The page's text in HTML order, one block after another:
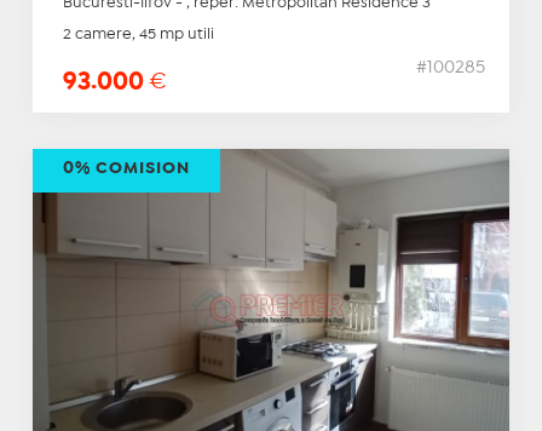
Bucuresti-Ilfov - , reper: Metropolitan Residence 3
2 camere, 45 mp utili
93.000 €
#100285
0% COMISION